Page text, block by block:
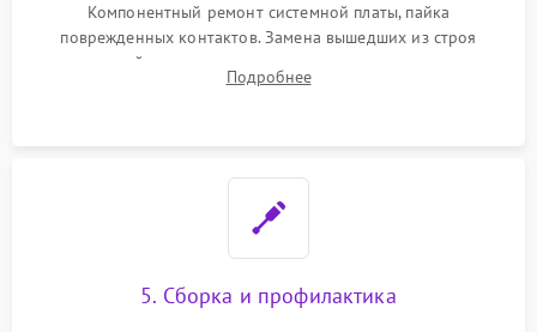
Компонентный ремонт системной платы, пайка
поврежденных контактов. Замена вышедших из строя
двигателей, изношенного аккумулятора, неисправного
лидара или помпы подачи воды. Восстановление шлейфов и
Подробнее
5. Сборка и профилактика